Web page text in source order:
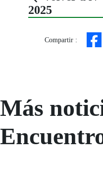
2025
Compartir :
Más